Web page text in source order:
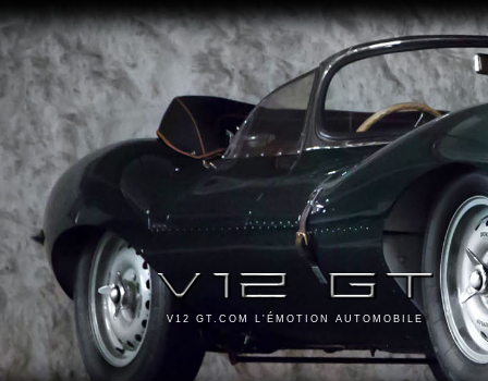
V12 GT.COM L'ÉMOTION AUTOMOBILE